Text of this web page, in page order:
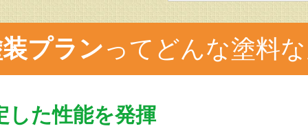
プランってどんな塗料
した性能を発揮